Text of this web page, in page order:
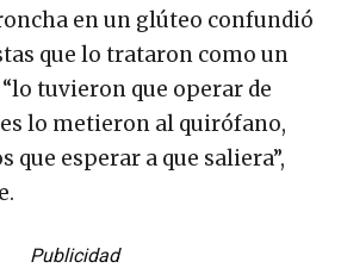
en un glúteo confundió
que lo trataron como un
tuvieron que operar de
lo metieron al quirófano,
que esperar a que saliera”,
Publicidad